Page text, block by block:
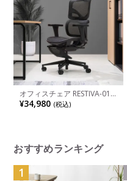
オフィスチェア RESTIVA-01
ワイド座面 メッシュチェア
独立式ランバーサポート ヘッ
¥34,980 (税込)
おすすめランキング
1